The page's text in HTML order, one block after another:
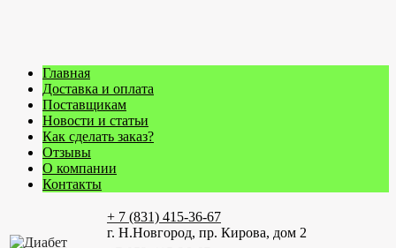
Главная
Доставка и оплата
Поставщикам
Новости и статьи
Как сделать заказ?
Отзывы
О компании
Контакты
+ 7 (831) 415-36-67
г. Н.Новгород, пр. Кирова, дом 2